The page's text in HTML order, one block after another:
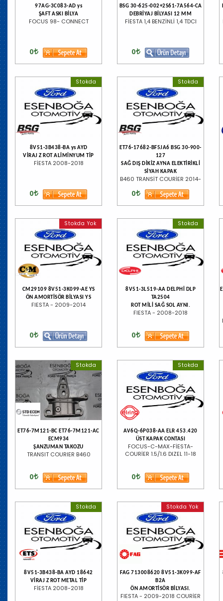
97AG-3C083-AD ys
ŞAFT ASKI BİLYA
FOCUS 98- CONNECT
0
BSG 30-625-002+2S61-7A564-CA
DEBRİYAJ BİLYASI 12 MM
FİESTA 1,4 BENZİNLİ 1,4 TDCI
0
Stokda
8V51-3B438-BA ys AYD
VİRAJ Z ROT ALİMİNYUM TİP
FİESTA 2008-2018
0
Stokda
ET76-17682-BF5JA6 BSG 30-900-
127
SAĞ DIŞ DİKİZ AYNA ELEKTİRİKLİ
SİYAH KAPAK
B460 TRANSİT COURİER 2014-
0
Stokda Yok
CM29109 8V51-3K099-AE YS
ÖN AMORTİSÖR BİLYASI YS
FIESTA - 2009-2014
0
Stokda
8V51-3L519-AA DELPHİ DLP
TA2504
ROT MİLİ SAĞ SOL AYNI.
FIESTA - 2008-2018
0
Stokda
ET76-7M121-BC ET76-7M121-AC
ECM934
ŞANZUMAN TAKOZU
TRANSIT COURIER B460
0
Stokda
AV6Q-6P038-AA ELR 453.420
ÜST KAPAK CONTASI
FOCUS-C-MAX-FİESTA-
COURİER 1.5/1.6 DIZEL 11-18
0
Stokda
8V51-3B438-BA AYD 18642
VİRAJ Z ROT METAL TİP
FİESTA 2008-2018
Stokda Yok
FAG 713008620 8V51-3K099-AF
B2A
ÖN AMORTİSÖR BİLYASI.
FIESTA - 2009-2018 COURİER